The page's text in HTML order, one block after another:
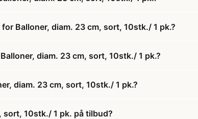
Balloner, diam. 23 cm, sort, 10stk./ 1 pk.?
diam. 23 cm, sort, 10stk./ 1 pk.?
diam. 23 cm, sort, 10stk./ 1 pk.?
sort, 10stk./ 1 pk. på tilbud?